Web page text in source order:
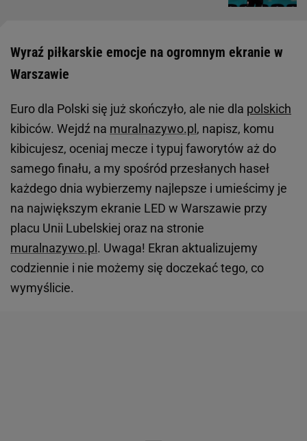
Wyraź piłkarskie emocje na ogromnym ekranie w
Warszawie
Euro dla Polski się już skończyło, ale nie dla polskich
kibiców. Wejdź na muralnazywo.pl , napisz, komu
kibicujesz, oceniaj mecze i typuj faworytów aż do
samego finału, a my spośród przesłanych haseł
każdego dnia wybierzemy najlepsze i umieścimy je
na największym ekranie LED w Warszawie przy
placu Unii Lubelskiej oraz na stronie
muralnazywo.pl . Uwaga! Ekran aktualizujemy
codziennie i nie możemy się doczekać tego, co
wymyślicie.